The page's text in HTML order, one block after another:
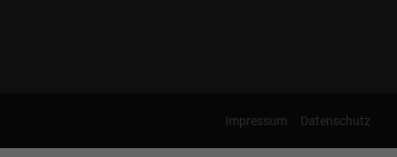
Impressum Datenschutz